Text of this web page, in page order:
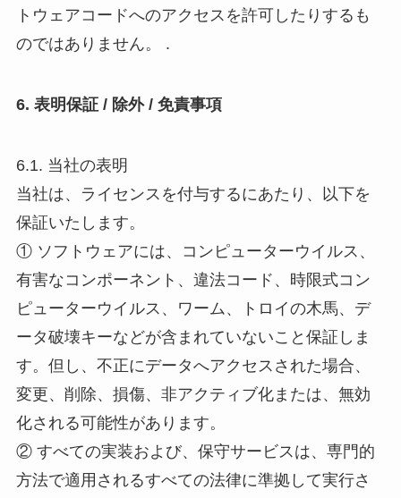
トウェアコードへのアクセスを許可したりするも
のではありません。 .
6. 表明保証 / 除外 / 免責事項
6.1. 当社の表明
当社は、ライセンスを付与するにあたり、以下を
保証いたします。
① ソフトウェアには、コンピューターウイルス、
有害なコンポーネント、違法コード、時限式コン
ピューターウイルス、ワーム、トロイの木馬、デ
ータ破壊キーなどが含まれていないこと保証しま
す。但し、不正にデータへアクセスされた場合、
変更、削除、損傷、非アクティブ化または、無効
化される可能性があります。
② すべての実装および、保守サービスは、専門的
方法で適用されるすべての法律に準拠して実行さ